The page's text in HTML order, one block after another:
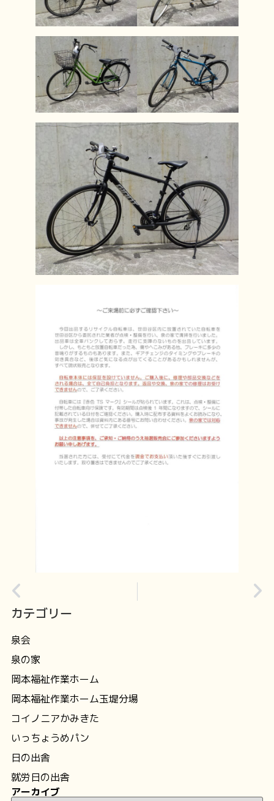
カテゴリー
泉会
泉の家
岡本福祉作業ホーム
岡本福祉作業ホーム玉堤分場
コイノニアかみきた
いっちょうめパン
日の出舎
就労日の出舎
アーカイブ